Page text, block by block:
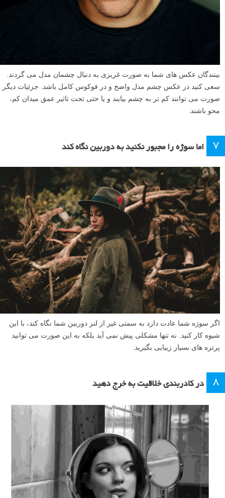
بینندگان عکس های شما به صورت غریزی به دنبال چشمان مدل می گردند.
سعی کنید در عکس چشم مدل واضح و در فوکوس کامل باشد. جزئیات دیگر
صورت می توانند کم تر به چشم بیایند و یا حتی تحت تاثیر عمق میدان کم،
محو باشند.
۷ اما سوژه را مجبور نکنید به دوربین نگاه کند
اگر سوژه شما عادت دارد به سمتی غیر از لنز دوربین شما نگاه کند، با این
شیوه کار کنید. نه تنها مشکلی پیش نمی آید بلکه به این صورت می توانید
پرتره های بسیار زیبایی بگیرید.
۸ در کادربندی خلاقیت به خرج دهید